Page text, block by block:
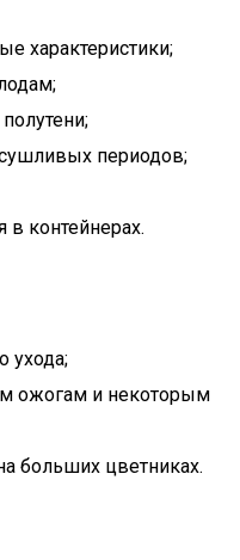
характеристики;
периодов;
контейнерах.
ухода;
ожогам и некоторым
больших цветниках.